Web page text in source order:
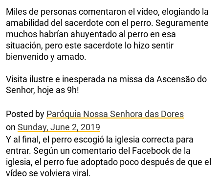
Miles de personas comentaron el vídeo, elogiando la
amabilidad del sacerdote con el perro. Seguramente
muchos habrían ahuyentado al perro en esa
situación, pero este sacerdote lo hizo sentir
bienvenido y amado.
Visita ilustre e inesperada na missa da Ascensão do
Senhor, hoje as 9h!
Posted by Paróquia Nossa Senhora das Dores
on Sunday, June 2, 2019
Y al final, el perro escogió la iglesia correcta para
entrar. Según un comentario del Facebook de la
iglesia, el perro fue adoptado poco después de que el
vídeo se volviera viral.